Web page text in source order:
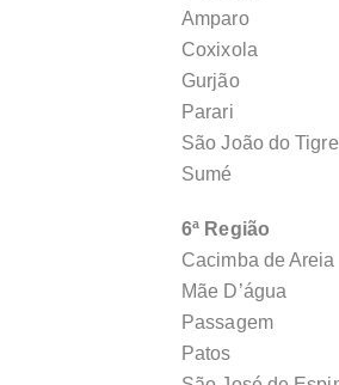
Amparo
Coxixola
Gurjão
Parari
São João do Tigre
Sumé
6ª Região
Cacimba de Areia
Mãe D’água
Passagem
Patos